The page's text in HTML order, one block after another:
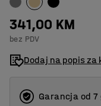
800
900
1200
341,00 KM
bez PDV
Dodaj na popis za
Garancja od 7